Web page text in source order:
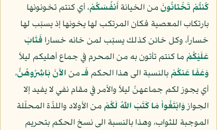
كُنتُمْ تَخْتانُونَ من الخيانةأَنفُسَكُمْ، أي كنتم تخونونها
بارتكاب المعصية فكان المرتكب لها يخونها إذ يسبّب لها
خساراً، وكل خائن كذلك يسبّب لمن خانه خسارا فَتَابَ
عَلَيْكُمْ ما كنتم تأتون به من المحرم في جماع أهليكم ليلاً
وَعَفَا عَنكُمْبالنسبة الى هذا الحكم فَـمن الآنَ بَاشِرُوهُنَّ،
أي يجوز لكم جماعهنّ ليلاً والأمر في مقام نفي لا يفيد إلا
الجوازوَابْتَغُواْ مَا كَتَبَ اللّهُ لَكُمْ من الأولاد واللذّة المحلّلة
الموجبة للثواب، وهذا بالنسبة الى نسخ الحكم بتحريم